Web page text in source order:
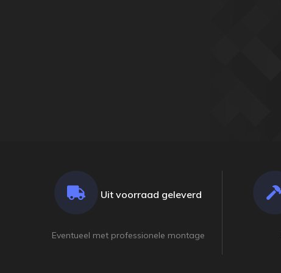
Uit voorraad geleverd
Eventueel met professionele montage